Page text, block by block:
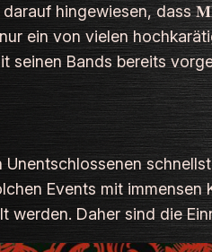
darauf hingewiesen,
ein von vielen
seinen Bands bereits
Events mit
werden. Daher sind die